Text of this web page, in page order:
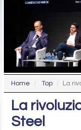
Home Top La
La
Steel